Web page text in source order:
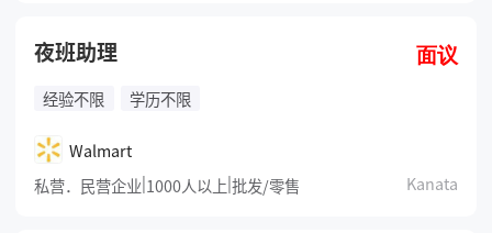
夜班助理
面议
经验不限
学历不限
Walmart
私营．民营企业|1000人以上|批发/零售 Kanata